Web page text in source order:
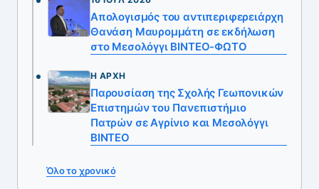
Απολογισμός του αντιπεριφερειάρχη
Θανάση Μαυρομμάτη σε εκδήλωση
στο Μεσολόγγι ΒΙΝΤΕΟ-ΦΩΤΟ
Η ΑΡΧΉ
Παρουσίαση της Σχολής Γεωπονικών
Επιστημών του Πανεπιστήμιο
Πατρών σε Αγρίνιο και Μεσολόγγι
ΒΙΝΤΕΟ
Όλο το χρονικό